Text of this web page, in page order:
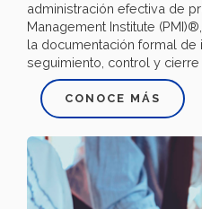
administración efectiva de
Management Institute
la documentación formal de
seguimiento, control y
CONOCE MÁS